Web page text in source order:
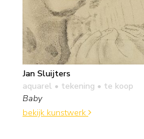
Jan Sluijters
aquarel • tekening • te koop
Baby
bekijk kunstwerk